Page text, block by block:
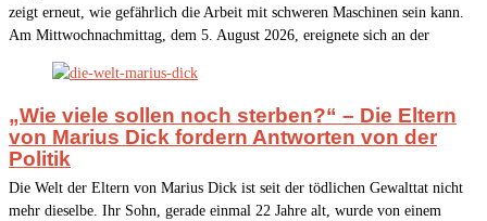
zeigt erneut, wie gefährlich die Arbeit mit schweren Maschinen sein kann.
Am Mittwochnachmittag, dem 5. August 2026, ereignete sich an der
„Wie viele sollen noch sterben?“ – Die Eltern
von Marius Dick fordern Antworten von der
Politik
Die Welt der Eltern von Marius Dick ist seit der tödlichen Gewalttat nicht
mehr dieselbe. Ihr Sohn, gerade einmal 22 Jahre alt, wurde von einem